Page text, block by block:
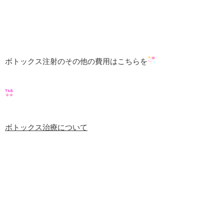
ボトックス注射のその他の費用はこちらを
ボトックス治療について